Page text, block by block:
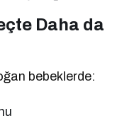
Daha da
bebeklerde: